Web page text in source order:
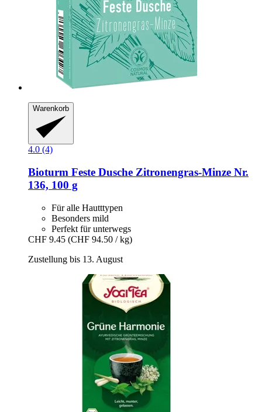
Warenkorb
4.0 (4)
Bioturm Feste Dusche Zitronengras-​Minze Nr.
136, 100 g
Für alle Hautttypen
Besonders mild
Perfekt für unterwegs
CHF 9.45 (CHF 94.50 / kg)
Zustellung bis 13. August